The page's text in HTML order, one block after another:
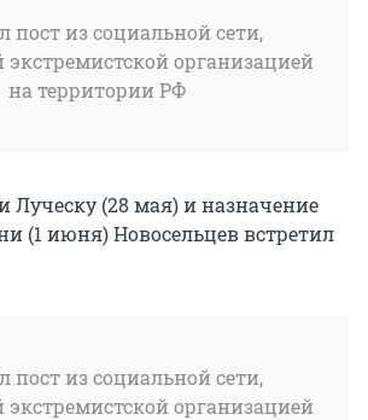
пост из социальной сети,
организацией
на территории РФ
Луческу (28 мая) и назначение
(1 июня) Новосельцев встретил
пост из социальной сети,
организацией